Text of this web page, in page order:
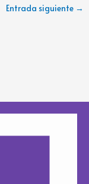
Entrada siguiente →